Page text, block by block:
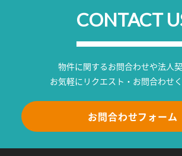
CONTACT
物件に関するお問合わせや法人契
お気軽にリクエスト・お問合わせく
お問合わせフォーム